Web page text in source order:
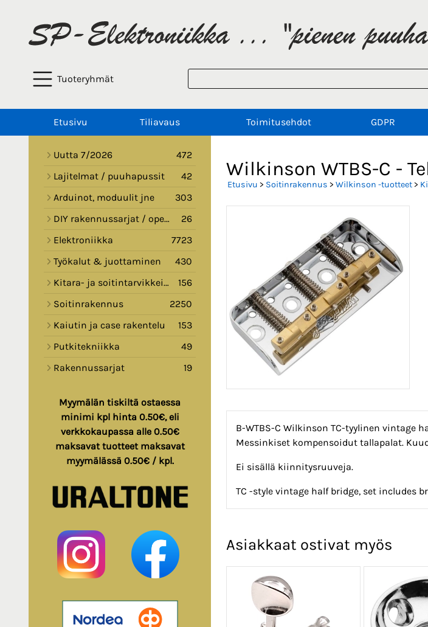
Tuoteryhmät
Etusivu Tiliavaus Toimitusehdot GDPR
Uutta 7/2026
472
Lajitelmat / puuhapussit
42
Arduinot, moduulit jne
303
DIY rakennussarjat / opetussarjat
26
Elektroniikka
7723
Työkalut & juottaminen
430
Kitara- ja soitintarvikkeita
156
Soitinrakennus
2250
Kaiutin ja case rakentelu
153
Putkitekniikka
49
Rakennussarjat
19
Myymälän tiskiltä ostaessa
minimi kpl hinta 0.50€, eli
verkkokaupassa alle 0.50€
maksavat tuotteet maksavat
myymälässä 0.50€ / kpl.
Wilkinson WTBS-C -
Etusivu > Soitinrakennus > Wilkinson -tuotteet>
B-WTBS-C Wilkinson TC-tyylinen vintage
Messinkiset kompensoidut tallapalat.
Ei sisällä kiinnitysruuveja.
TC -style vintage half bridge, set includes
Asiakkaat ostivat myös